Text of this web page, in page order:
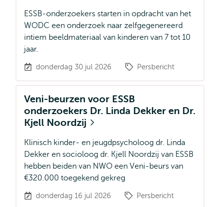
ESSB-onderzoekers starten in opdracht van het
WODC een onderzoek naar zelfgegenereerd
intiem beeldmateriaal van kinderen van 7 tot 10
jaar.
donderdag 30 jul 2026 Persbericht
Veni-beurzen voor ESSB
onderzoekers Dr. Linda Dekker en Dr.
Kjell Noordzij
Klinisch kinder- en jeugdpsycholoog dr. Linda
Dekker en socioloog dr. Kjell Noordzij van ESSB
hebben beiden van NWO een Veni-beurs van
€320.000 toegekend gekreg
donderdag 16 jul 2026 Persbericht